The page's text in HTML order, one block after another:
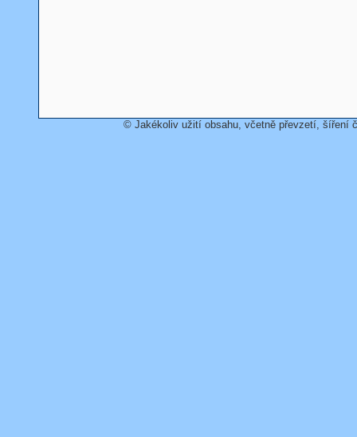
© Jakékoliv užití obsahu, včetně převzetí, šíření